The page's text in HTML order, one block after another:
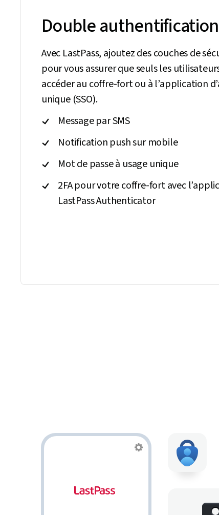
Double authentification
Avec LastPass, ajoutez des couches de
pour vous assurer que seuls les
accéder au coffre-fort ou à l’application
unique (SSO).
Message par SMS
Notification push sur mobile
Mot de passe à usage unique
2FA pour votre coffre-fort avec
LastPass Authenticator